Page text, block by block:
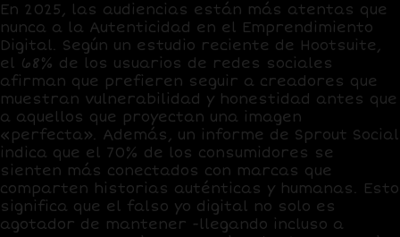
En 2025, las audiencias están más atentas que
nunca a la Autenticidad en el Emprendimiento
Digital. Según un estudio reciente de Hootsuite,
el 68% de los usuarios de redes sociales
afirman que prefieren seguir a creadores que
muestran vulnerabilidad y honestidad antes que
a aquellos que proyectan una imagen
«perfecta». Además, un informe de Sprout Social
indica que el 70% de los consumidores se
sienten más conectados con marcas que
comparten historias auténticas y humanas. Esto
significa que el falso yo digital no solo es
agotador de mantener -llegando incluso a